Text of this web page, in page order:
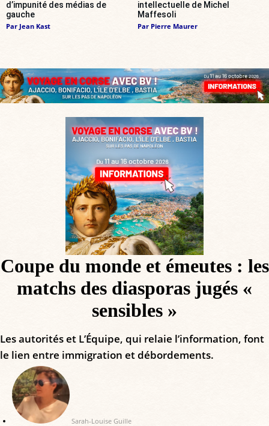
d’impunité des médias de
gauche
Par Jean Kast
intellectuelle de Michel
Maffesoli
Par Pierre Maurer
Coupe du monde et émeutes : les
matchs des diasporas jugés «
sensibles »
Les autorités et L’Équipe, qui relaie l’information, font
le lien entre immigration et débordements.
Sarah-Louise Guille